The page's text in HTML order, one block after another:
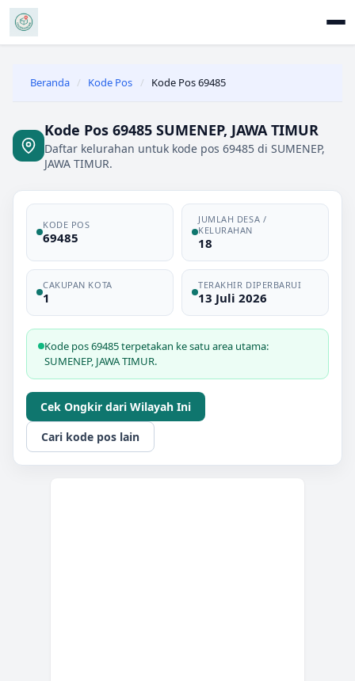
Beranda / Kode Pos / Kode Pos 69485
Kode Pos 69485 SUMENEP, JAWA TIMUR
Daftar kelurahan untuk kode pos 69485 di SUMENEP,
JAWA TIMUR.
KODE POS
69485
JUMLAH DESA /
KELURAHAN
18
CAKUPAN KOTA
1
TERAKHIR DIPERBARUI
13 Juli 2026
Kode pos 69485 terpetakan ke satu area utama:
SUMENEP, JAWA TIMUR.
Cek Ongkir dari Wilayah Ini
Cari kode pos lain